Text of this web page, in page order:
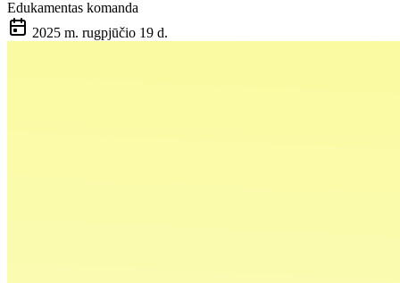
Edukamentas komanda
2025 m. rugpjūčio 19 d.